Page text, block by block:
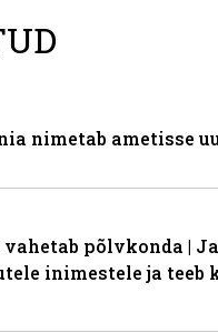
nimetab ametisse
vahetab põlvkonda |
inimestele ja